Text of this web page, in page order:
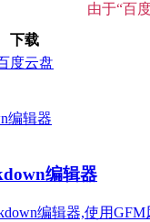
由于“百
下载
度云盘
编辑器
编辑器,使用